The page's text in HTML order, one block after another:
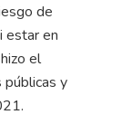
de
estar en
el
y